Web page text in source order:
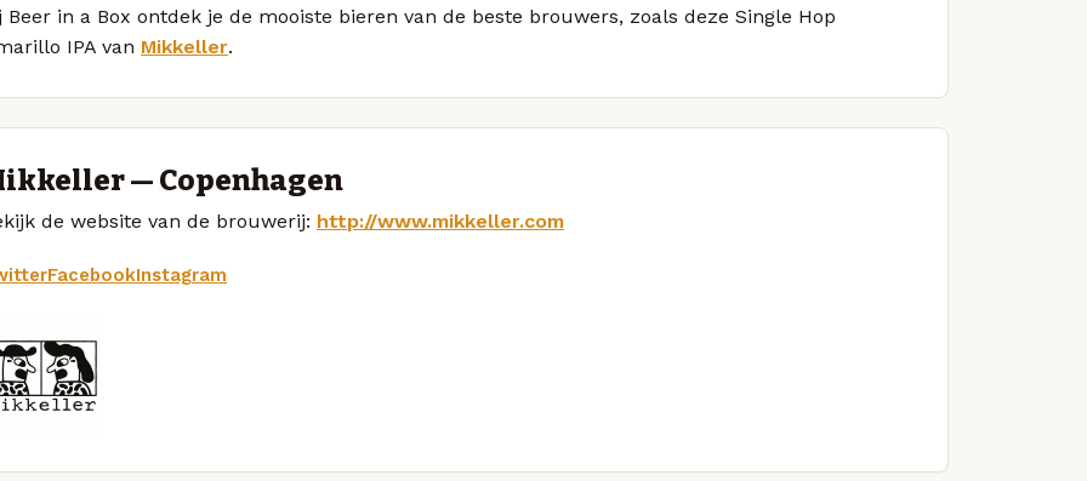
Beer in a Box ontdek je de mooiste bieren van de beste brouwers, zoals deze Single Hop
IPA van Mikkeller.
— Copenhagen
de website van de brouwerij: http://www.mikkeller.com
FacebookInstagram